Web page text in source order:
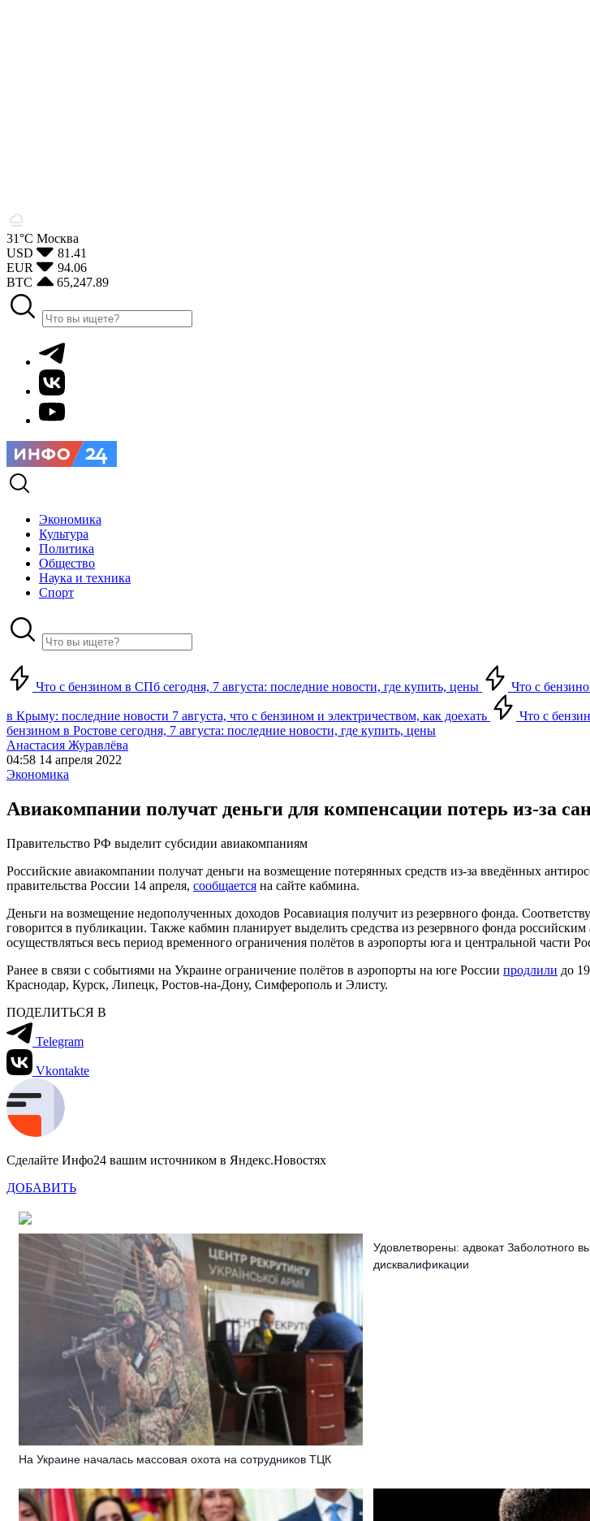
31°С Москва
USD
81.41
EUR
94.06
BTC
65,247.89
Экономика
Культура
Политика
Общество
Наука и техника
Спорт
Что с бензином в СПб сегодня, 7 августа: последние новости, где купить, цены Что с
в Крыму: последние новости 7 августа, что с бензином и электричеством, как доехать Что с
бензином в Ростове сегодня, 7 августа: последние новости, где купить, цены
Анастасия Журавлёва
04:58 14 апреля 2022
Экономика
Авиакомпании получат деньги для компенсации потерь из-за
Правительство РФ выделит субсидии авиакомпаниям
Российские авиакомпании получат деньги на возмещение потерянных средств из-за введённых
правительства России 14 апреля, сообщается на сайте кабмина.
Деньги на возмещение недополученных доходов Росавиация получит из резервного фонда.
говорится в публикации. Также кабмин планирует выделить средства из резервного фонда
осуществляться весь период временного ограничения полётов в аэропорты юга и центральной части
Ранее в связи с событиями на Украине ограничение полётов в аэропорты на юге России продлили до
Краснодар, Курск, Липецк, Ростов-на-Дону, Симферополь и Элисту.
ПОДЕЛИТЬСЯ В
Telegram
Vkontakte
Сделайте Инфо24 вашим источником в Яндекс.Новостях
ДОБАВИТЬ
На Украине началась массовая охота на сотрудников ТЦК
Удовлетворены: адвокат Заболотного
дисквалификации